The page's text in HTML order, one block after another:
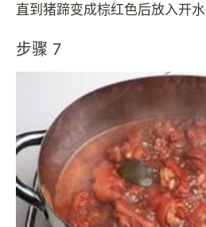
直到猪蹄变成棕红色后放入开水
步骤 7